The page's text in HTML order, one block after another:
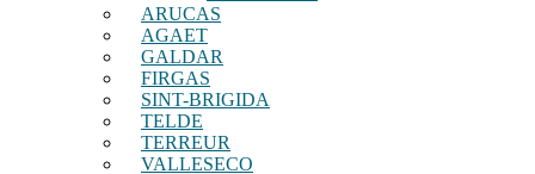
ARUCAS
AGAET
GALDAR
FIRGAS
SINT-BRIGIDA
TELDE
TERREUR
VALLESECO